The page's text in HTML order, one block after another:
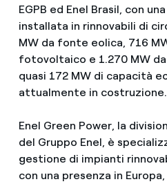
EGPB ed Enel Brasil, con
installata in rinnovabili di
MW da fonte eolica, 716
fotovoltaico e 1.270 MW
quasi 172 MW di capacità
attualmente in costruzione.
Enel Green Power, la
del Gruppo Enel, è
gestione di impianti
con una presenza in